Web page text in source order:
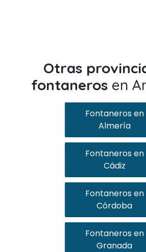
Otras
fontaneros en
Fontaneros en
Almería
Fontaneros en
Cádiz
Fontaneros en
Córdoba
Fontaneros en
Granada